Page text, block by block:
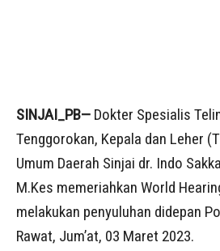
SINJAI_PB— Dokter Spesialis
Tenggorokan, Kepala dan Leher
Umum Daerah Sinjai dr. Indo
M.Kes memeriahkan World
melakukan penyuluhan didepan
Rawat, Jum’at, 03 Maret 2023.